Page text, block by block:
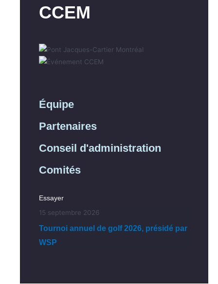
CCEM
Équipe
Partenaires
Conseil d'administration
Comités
Essayer
15 septembre 2026
Tournoi annuel de golf 2026, présidé par
WSP